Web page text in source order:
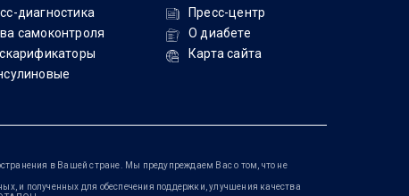
диагностика
самоконтроля
Пресс-центр
О диабете
Карта сайта
в Вашей стране. Мы предупреждаем Вас о том, что не
и полученных для обеспечения поддержки, улучшения качества